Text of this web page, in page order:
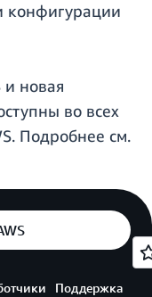
конфигурации
и новая
во всех
Подробнее см.
Поддержка